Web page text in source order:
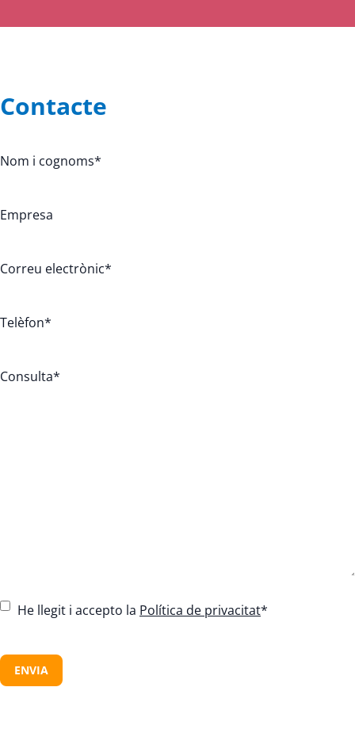
Contacte
Nom i cognoms*
Empresa
Correu electrònic*
Telèfon*
Consulta*
C
s
e
He llegit i accepto la Política de privacitat*
A
P